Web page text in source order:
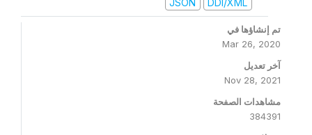
تم إنشاؤها في
Mar 26, 2020
آخر تعديل
Nov 28, 2021
مشاهدات الصفحة
384391